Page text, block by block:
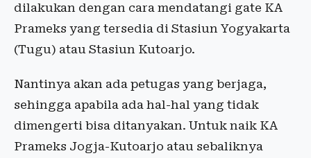
dilakukan dengan cara mendatangi gate KA
Prameks yang tersedia di Stasiun Yogyakarta
(Tugu) atau Stasiun Kutoarjo.
Nantinya akan ada petugas yang berjaga,
sehingga apabila ada hal-hal yang tidak
dimengerti bisa ditanyakan. Untuk naik KA
Prameks Jogja-Kutoarjo atau sebaliknya